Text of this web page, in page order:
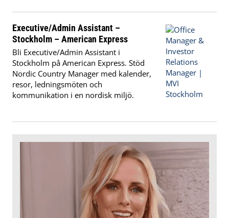
Executive/Admin Assistant –
Stockholm – American Express
Bli Executive/Admin Assistant i
Stockholm på American Express. Stöd
Nordic Country Manager med kalender,
resor, ledningsmöten och
kommunikation i en nordisk miljö.